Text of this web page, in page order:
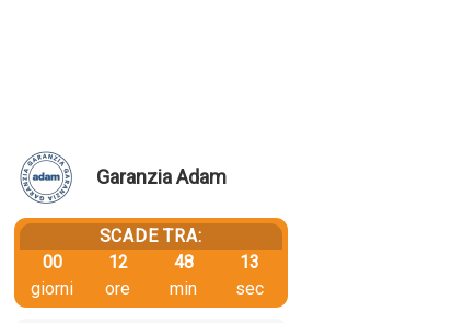
Garanzia Adam
SCADE TRA:
00
giorni
12
ore
48
min
12
sec